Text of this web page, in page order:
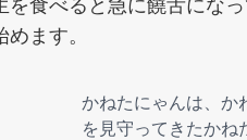
を食べると急に饒舌にな
めます。
かねたにゃんは、か
を見守ってきたかね